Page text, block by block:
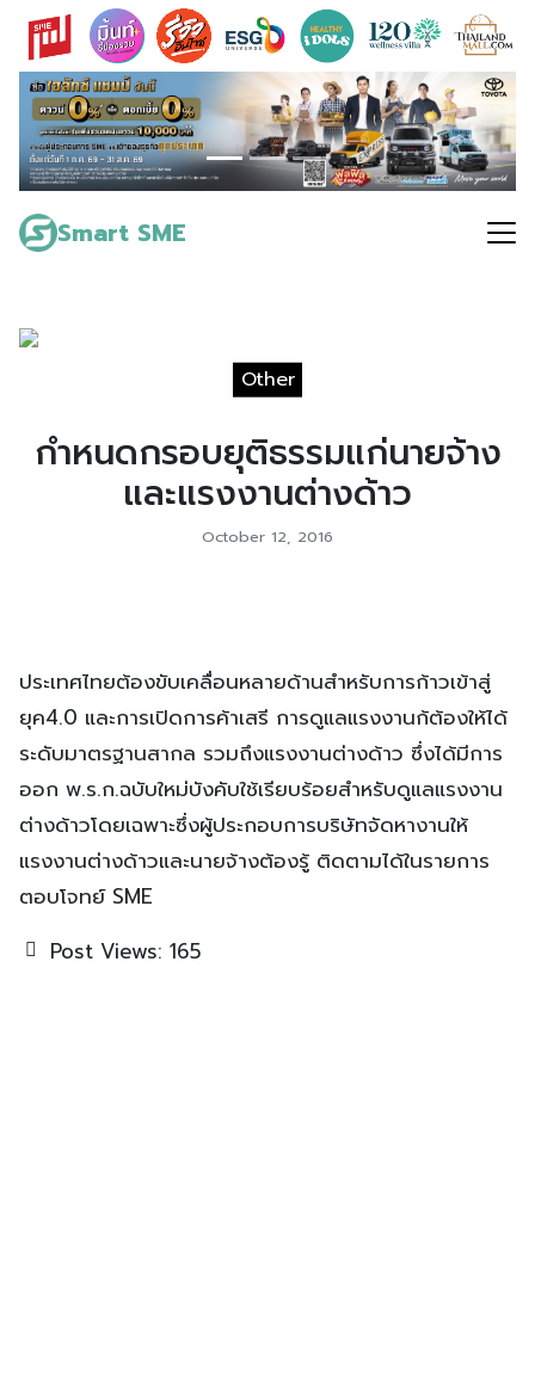
Skip
content
Smart SME
Search
for:
Other
กำหนดกรอบยุติธรรมแก่นายจ้าง
และแรงงานต่างด้าว
October 12, 2016
ประเทศไทยต้องขับเคลื่อนหลายด้านสำหรับการก้าวเข้าสู่
ยุค4.0 และการเปิดการค้าเสรี การดูแลแรงงานก้ต้องให้ได้
ระดับมาตรฐานสากล รวมถึงแรงงานต่างด้าว ซึ่งได้มีการ
ออก พ.ร.ก.ฉบับใหม่บังคับใช้เรียบร้อยสำหรับดูแลแรงงาน
ต่างด้าวโดยเฉพาะซึ่งผู้ประกอบการบริษัทจัดหางานให้
แรงงานต่างด้าวและนายจ้างต้องรู้ ติดตามได้ในรายการ
ตอบโจทย์ SME
Post Views: 165